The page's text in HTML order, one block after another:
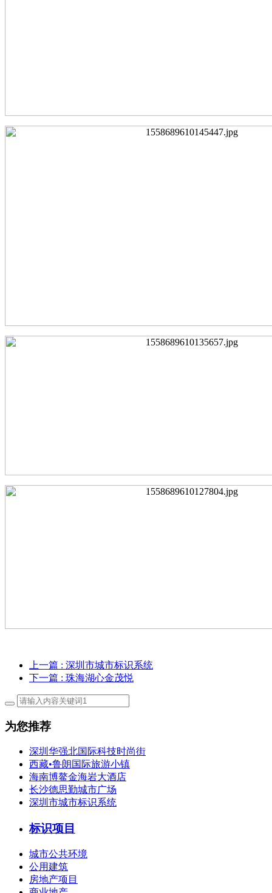
上一篇 : 深圳市城市标识系统
下一篇 : 珠海湖心金茂悦
为您推荐
深圳华强北国际科技时尚街
西藏•鲁朗国际旅游小镇
海南博鳌金海岩大酒店
长沙德思勤城市广场
深圳市城市标识系统
标识项目
城市公共环境
公用建筑
房地产项目